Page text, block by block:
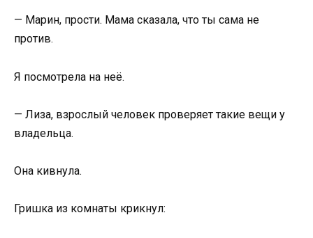
— Марин, прости. Мама сказала, что ты сама не
против.
Я посмотрела на неё.
— Лиза, взрослый человек проверяет такие вещи у
владельца.
Она кивнула.
Гришка из комнаты крикнул: